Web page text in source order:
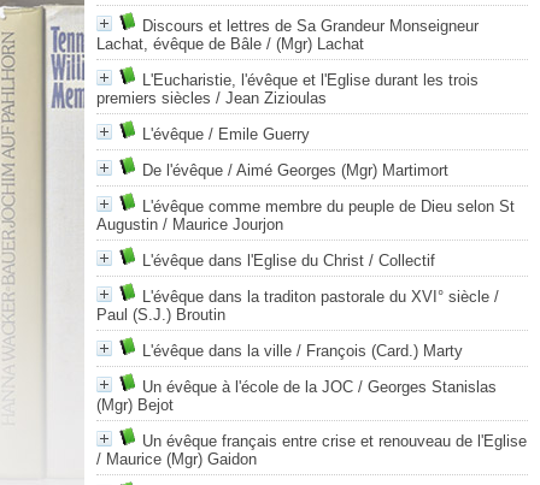
Discours et lettres de Sa Grandeur Monseigneur
Lachat, évêque de Bâle/ (Mgr) Lachat
L'Eucharistie, l'évêque et l'Eglise durant les trois
premiers siècles / Jean Zizioulas
L'évêque/ Emile Guerry
De l'évêque/ Aimé Georges (Mgr) Martimort
L'évêque comme membre du peuple de Dieu selon St
Augustin/ Maurice Jourjon
L'évêque dans l'Eglise du Christ/ Collectif
L'évêque dans la traditon pastorale du XVI° siècle/
Paul (S.J.) Broutin
L'évêque dans la ville/ François (Card.) Marty
Un évêque à l'école de la JOC/ Georges Stanislas
(Mgr) Bejot
Un évêque français entre crise et renouveau de l'Eglise
/ Maurice (Mgr) Gaidon